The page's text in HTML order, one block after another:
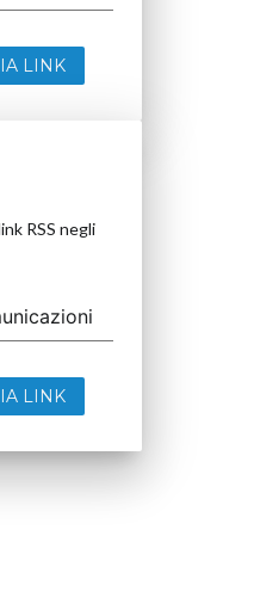
LINK
RSS negli
LINK